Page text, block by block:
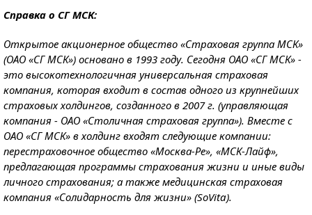
Справка о СГ МСК:
Открытое акционерное общество «Страховая группа МСК»
(ОАО «СГ МСК») основано в 1993 году. Сегодня ОАО «СГ МСК» -
это высокотехнологичная универсальная страховая
компания, которая входит в состав одного из крупнейших
страховых холдингов, созданного в 2007 г. (управляющая
компания - ОАО «Столичная страховая группа»). Вместе с
ОАО «СГ МСК» в холдинг входят следующие компании:
перестраховочное общество «Москва-Ре», «МСК-Лайф»,
предлагающая программы страхования жизни и иные виды
личного страхования; а также медицинская страховая
компания «Солидарность для жизни» (SoVita).